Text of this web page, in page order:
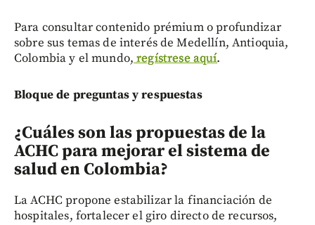
Para consultar contenido prémium o profundizar
sobre sus temas de interés de Medellín, Antioquia,
Colombia y el mundo, regístrese aquí.
Bloque de preguntas y respuestas
¿Cuáles son las propuestas de la
ACHC para mejorar el sistema de
salud en Colombia?
La ACHC propone estabilizar la financiación de
hospitales, fortalecer el giro directo de recursos,